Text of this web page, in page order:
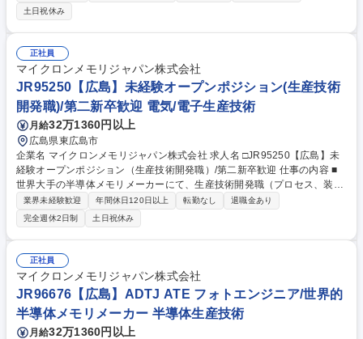
置点検などの中からいくつかの業務をお任せします。 【詳細】■庶務業
務、データ集計、資料作成 ■定期的なマニュアルの見直しや改訂作業 ■部
品の登録や発注のサポート ■コスト管理のサポート ■作業記録の確認と入
力業務 ■クリーンルーム内での装置の点検業務 など ※社内外の関係者と
電話やメールを用いて円滑に業務を進めていただきます(聴覚に障がいが
ある方への支援・配慮も行っております)。詳細は面接時にお伝えしま
す。 募集職種 JR87879【広島】障がい者向け エンジニアサポート職（事
務系・技術系）
土日祝休み
正社員
マイクロンメモリジャパン株式会社
JR95250【広島】未経験オープンポジション(生産技術
開発職)/第二新卒歓迎 電気/電子生産技術
月給32万1360円以上
広島県東広島市
企業名 マイクロンメモリジャパン株式会社 求人名 □JR95250【広島】未
経験オープンポジション（生産技術開発職）/第二新卒歓迎 仕事の内容 ■
世界大手の半導体メモリメーカーにて、生産技術開発職（プロセス、装
置、品質技術、製品技術、生産工学のいずれか）を担当。理系の素養を活
かし、最先端ファブの製造や品質の最適化を担うオープンポジション。
【詳細】■プロセスエンジニア：各半導体プロセスにおける化学反応や動
作条件の最適化を行い、新しい装置や条件を生産に適用する業務。 ■製品
技術エンジニア：製品プロセスの構築・改善を担当する業務。 ■装置エン
ジニア：生産装置の改良や生産性向上に貢献する業務。 ■生産工学エンジ
ニア：データ解析を通じて生産計画、改善を担当。 ■品質技術エンジニ
ア：品質保証に関する業務。 募集職種 □JR95250【広島】未経験オープ
ンポジション（生産技術開発職）/第二新卒歓迎
業界未経験歓迎 年間休日120日以上 転勤なし
退職金あり
完全週休2日制
土日祝休み
正社員
マイクロンメモリジャパン株式会社
JR96676【広島】ADTJ ATE フォトエンジニア/世界的
半導体メモリメーカー 半導体生産技術
月給32万1360円以上